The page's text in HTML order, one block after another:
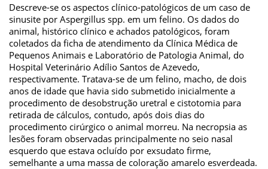
Descreve-se os aspectos clínico-patológicos de um caso de
sinusite por Aspergillus spp. em um felino. Os dados do
animal, histórico clínico e achados patológicos, foram
coletados da ficha de atendimento da Clínica Médica de
Pequenos Animais e Laboratório de Patologia Animal, do
Hospital Veterinário Adílio Santos de Azevedo,
respectivamente. Tratava-se de um felino, macho, de dois
anos de idade que havia sido submetido inicialmente a
procedimento de desobstrução uretral e cistotomia para
retirada de cálculos, contudo, após dois dias do
procedimento cirúrgico o animal morreu. Na necropsia as
lesões foram observadas principalmente no seio nasal
esquerdo que estava ocluído por exsudato firme,
semelhante a uma massa de coloração amarelo esverdeada.